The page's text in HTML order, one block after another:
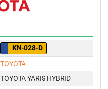
KN-028-D
TOYOTA
TOYOTA YARIS HYBRID